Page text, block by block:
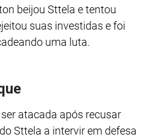
beijou Sttela e tentou
suas investidas e foi
uma luta.
atacada após recusar
Sttela a intervir em defesa